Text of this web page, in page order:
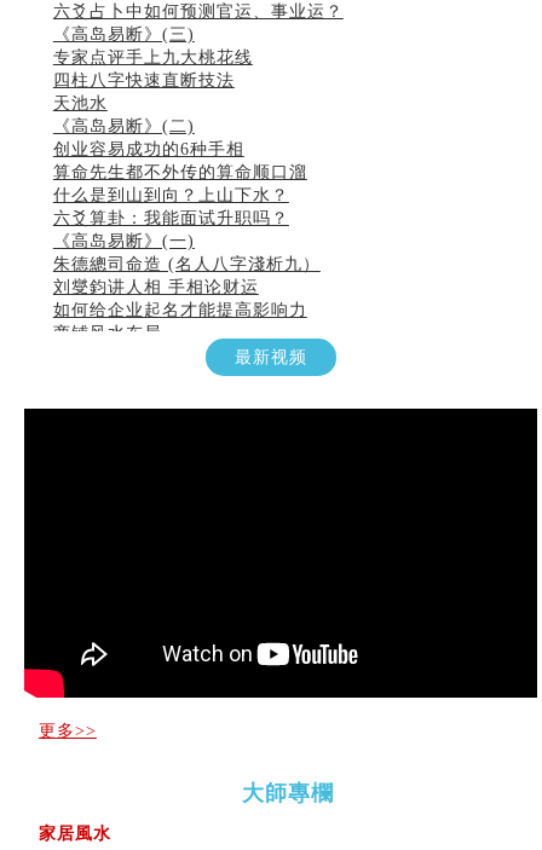
六爻占卜中如何预测官运、事业运？
《高岛易断》(三)
专家点评手上九大桃花线
四柱八字快速直断技法
天池水
《高岛易断》(二)
创业容易成功的6种手相
算命先生都不外传的算命顺口溜
什么是到山到向？上山下水？
六爻算卦：我能面试升职吗？
《高岛易断》(一)
朱德總司命造 (名⼈⼋字淺析九）
刘燮鈞讲人相 手相论财运
如何给企业起名才能提高影响力
商铺风水布局
同年同月同日同时同地生命运为何却完全不同？
六爻占卜预测考试结果
四墓库真诠
套房風水怎麼看？ 租屋風水禁忌有哪些？搬家禁忌要注
意！
八字十神与坐基关系详解
人的面相看财运
最新视频
更多>>
大師專欄
家居風水